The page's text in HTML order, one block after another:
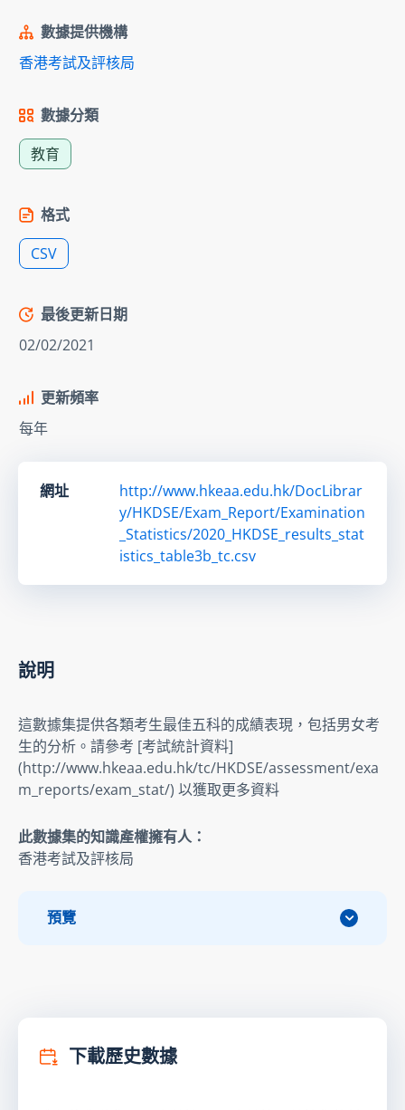
數據提供機構
香港考試及評核局
數據分類
教育
格式
CSV
最後更新日期
02/02/2021
更新頻率
每年
網址
http://www.hkeaa.edu.hk/DocLibrar
y/HKDSE/Exam_Report/Examination
_Statistics/2020_HKDSE_results_stat
istics_table3b_tc.csv
說明
這數據集提供各類考生最佳五科的成績表現，包括男女考
生的分析。請參考 [考試統計資料]
(http://www.hkeaa.edu.hk/tc/HKDSE/assessment/exa
m_reports/exam_stat/) 以獲取更多資料
此數據集的知識產權擁有人：
香港考試及評核局
預覽
下載歷史數據